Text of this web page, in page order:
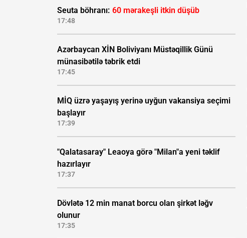
Seuta böhranı: 60 mərakeşli itkin düşüb
17:48
Azərbaycan XİN Boliviyanı Müstəqillik Günü
münasibətilə təbrik etdi
17:45
MİQ üzrə yaşayış yerinə uyğun vakansiya seçimi
başlayır
17:39
"Qalatasaray" Leaoya görə "Milan"a yeni təklif
hazırlayır
17:37
Dövlətə 12 min manat borcu olan şirkət ləğv
olunur
17:35